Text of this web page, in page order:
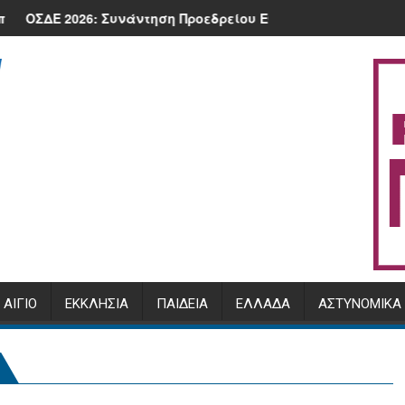
2026 στην πλατεία της Κλειτορίας
Συνάντηση Προεδρείου ΕΘΕΑΣ με τον Υπουργό, Μ.
Πρόγραμμα
ΑΊΓΙΟ ΕΚΚΛΗΣΊΑ ΠΑΙΔΕΊΑ ΕΛΛΆΔΑ ΑΣΤΥΝΟΜΙΚΆ